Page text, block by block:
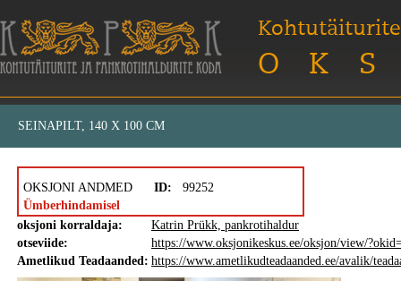
SEINAPILT, 140 X 100 CM
OKSJONI ANDMED ID:
99252
Ümberhindamisel
oksjoni korraldaja:
Katrin Prükk, pankrotihaldur
otseviide:
https://www.oksjonikeskus.ee/oksjon/view/
Ametlikud Teadaanded: https://www.ametlikudteadaanded.ee/avalik/